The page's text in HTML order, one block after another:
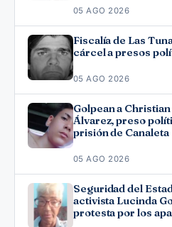
05 AGO 2026
Fiscalía de Las
cárcel a presos
05 AGO 2026
Golpean a
Álvarez, preso
prisión de Canaleta
05 AGO 2026
Seguridad del
activista Lucinda
protesta por los